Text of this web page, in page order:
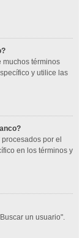
muchos términos
y utilice las
por el
en los términos y
un usuario".